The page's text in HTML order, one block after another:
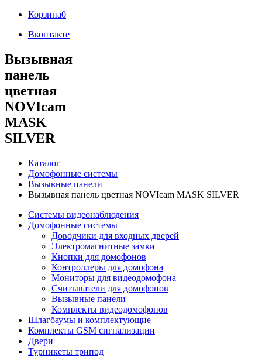
Корзина0
Вконтакте
Вызывная
панель
цветная
NOVIcam
MASK
SILVER
Каталог
Домофонные системы
Вызывные панели
Вызывная панель цветная NOVIcam MASK SILVER
Системы видеонаблюдения
Домофонные системы
Доводчики для входных дверей
Электромагнитные замки
Кнопки для домофонов
Контроллеры для домофона
Мониторы для видеодомофона
Считыватели для домофонов
Вызывные панели
Комплекты видеодомофонов
Шлагбаумы и комплектующие
Комплекты GSM сигнализации
Двери
Турникеты трипод